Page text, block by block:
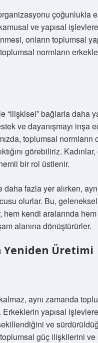
çoğunlukla
ve yapısal işlevlere
onların toplumsal
normların
“ilişkisel” bağlarla daha
ve dayanışmayı inşa
toplumsal
görebiliriz.
bir rol üstlenir.
fazla yer alırken,
olurlar. Bu,
kendi aralarında
alanına dönüştürürler.
Yeniden Üretimi
aynı zamanda
yapısal
ve
güç ilişkilerini ve